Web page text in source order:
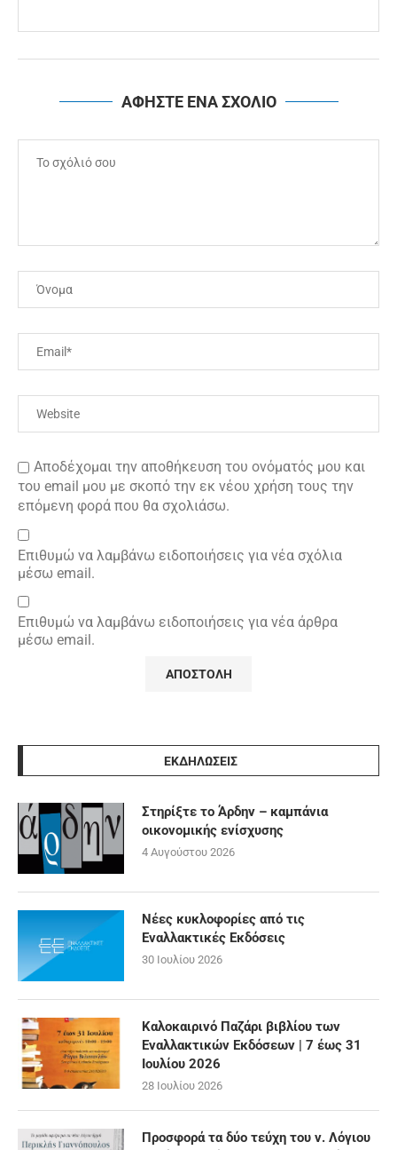
ΑΦΗΣΤΕ ΕΝΑ ΣΧΟΛΙΟ
Αποδέχομαι την αποθήκευση του ονόματός μου και
του email μου με σκοπό την εκ νέου χρήση τους την
επόμενη φορά που θα σχολιάσω.
Επιθυμώ να λαμβάνω ειδοποιήσεις για νέα σχόλια
μέσω email.
Επιθυμώ να λαμβάνω ειδοποιήσεις για νέα άρθρα
μέσω email.
ΕΚΔΗΛΩΣΕΙΣ
Στηρίξτε το Άρδην – καμπάνια
οικονομικής ενίσχυσης
4 Αυγούστου 2026
Νέες κυκλοφορίες από τις
Εναλλακτικές Εκδόσεις
30 Ιουλίου 2026
Καλοκαιρινό Παζάρι βιβλίου των
Εναλλακτικών Εκδόσεων | 7 έως 31
Ιουλίου 2026
28 Ιουλίου 2026
Προσφορά τα δύο τεύχη του ν. Λόγιου